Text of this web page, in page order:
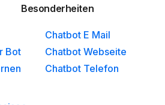
Bot
Besonderheiten
Chatbot E Mail
Chatbot Webseite
Chatbot Telefon